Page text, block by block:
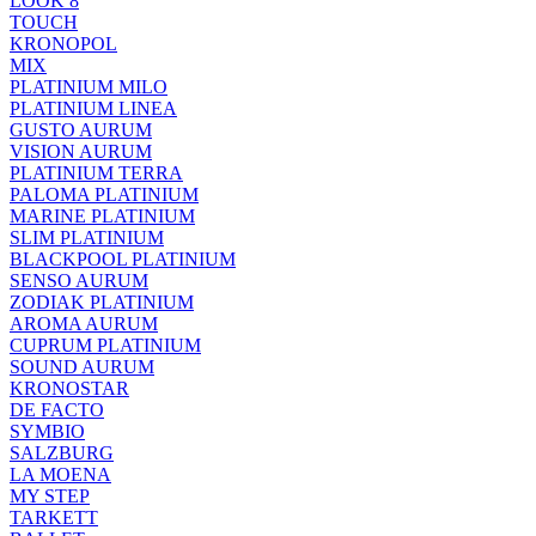
TOUCH
KRONOPOL
MIX
PLATINIUM MILO
PLATINIUM LINEA
GUSTO AURUM
VISION AURUM
PLATINIUM TERRA
PALOMA PLATINIUM
MARINE PLATINIUM
SLIM PLATINIUM
BLACKPOOL PLATINIUM
SENSO AURUM
ZODIAK PLATINIUM
AROMA AURUM
CUPRUM PLATINIUM
SOUND AURUM
KRONOSTAR
DE FACTO
SYMBIO
SALZBURG
LA MOENA
MY STEP
TARKETT